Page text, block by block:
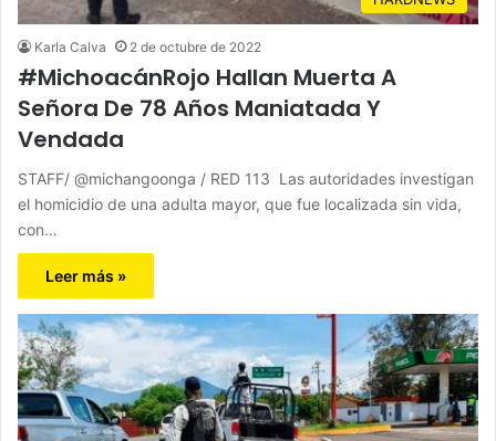
Karla Calva 2 de octubre de 2022
#MichoacánRojo Hallan Muerta A
Señora De 78 Años Maniatada Y
Vendada
STAFF/ @michangoonga / RED 113 Las autoridades investigan
el homicidio de una adulta mayor, que fue localizada sin vida,
con…
Leer más »